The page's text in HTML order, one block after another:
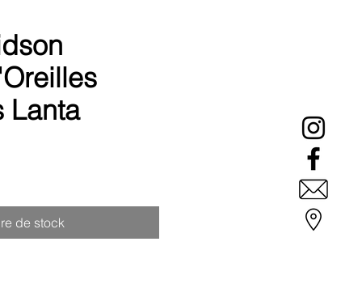
Lanta
de stock